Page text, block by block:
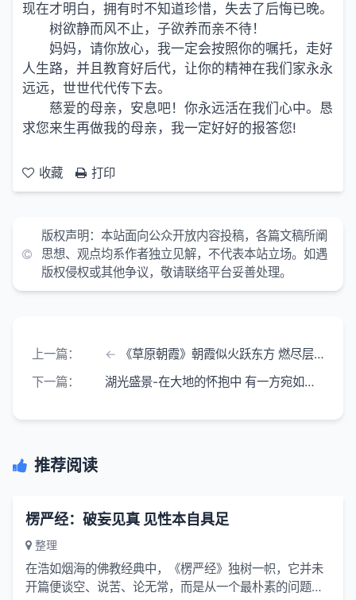
现在才明白，拥有时不知道珍惜，失去了后悔已晚。
树欲静而风不止，子欲养而亲不待！
妈妈，请你放心，我一定会按照你的嘱托，走好
人生路，并且教育好后代，让你的精神在我们家永永
远远，世世代代传下去。
慈爱的母亲，安息吧！你永远活在我们心中。恳
求您来生再做我的母亲，我一定好好的报答您!
收藏 打印
版权声明：本站面向公众开放内容投稿，各篇文稿所阐
思想、观点均系作者独立见解，不代表本站立场。如遇
版权侵权或其他争议，敬请联络平台妥善处理。
上一篇：
《草原朝霞》朝霞似火跃东方 燃尽层云耀八荒 金缕轻垂天地线
下一篇：
湖光盛景-在大地的怀抱中 有一方宛如仙境的所在 那是一个美丽的湖
推荐阅读
楞严经：破妄见真 见性本自具足
整理
在浩如烟海的佛教经典中，《楞严经》独树一帜，它并未
开篇便谈空、说苦、论无常，而是从一个最朴素的问题切